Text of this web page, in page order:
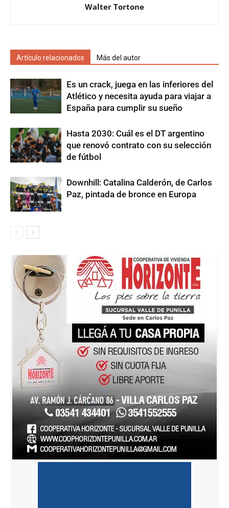
Walter Tortone
Artículo relacionados Más del autor
Es un crack, juega en las inferiores del
Atlético y necesita ayuda para viajar a
España para cumplir su sueño
Hasta 2030: Cuál es el DT argentino
que renovó contrato con su selección
de fútbol
Downhill: Catalina Calderón, de Carlos
Paz, pintada de bronce en Europa